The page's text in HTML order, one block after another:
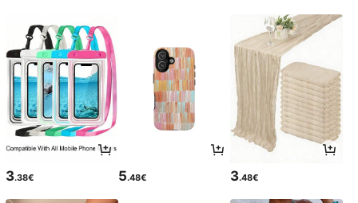
3.38€ 5.48€ 3.48€